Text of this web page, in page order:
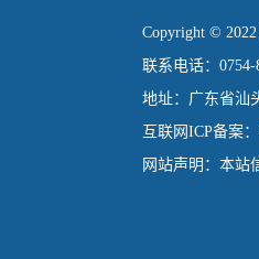
Copyright ©
联系电话：0754-
地址：广东省汕
互联网ICP备案
网站声明：本站